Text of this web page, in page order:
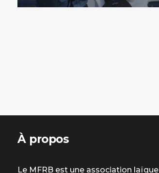
À propos
Le MFRB est une association laïque